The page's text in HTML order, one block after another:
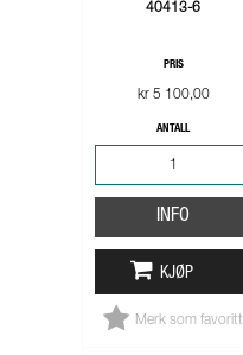
40413-6
PRIS
kr 5 100,00
ANTALL
INFO
KJØP
Merk som favoritt